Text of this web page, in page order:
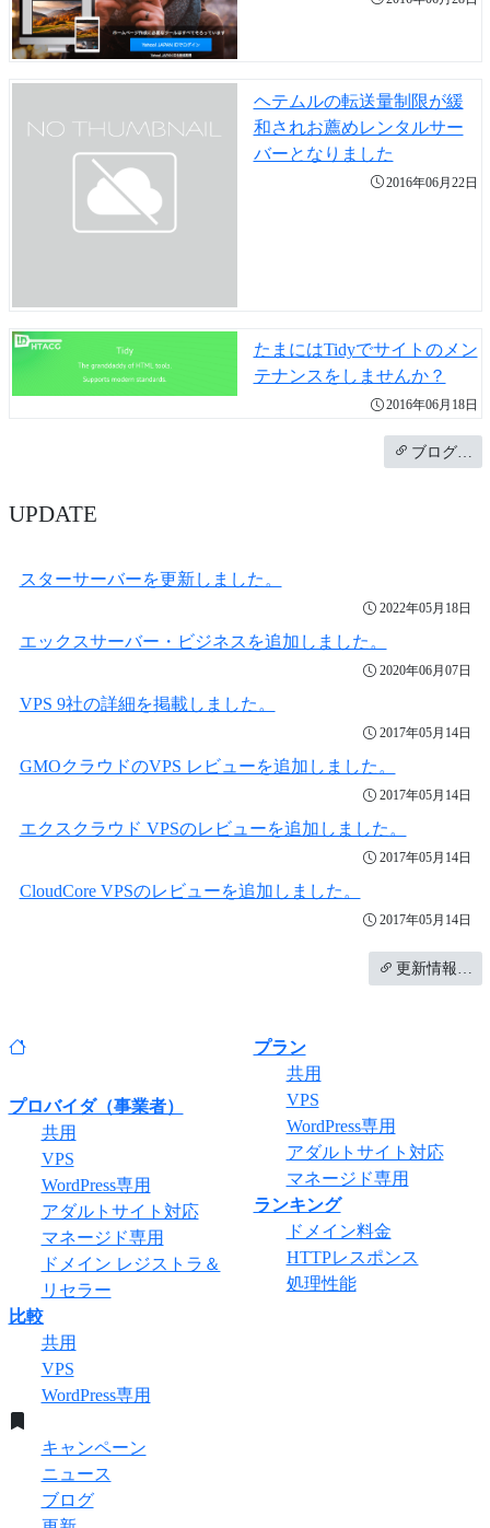
ヘテムルの転送量制限が緩
和されお薦めレンタルサー
バーとなりました
2016年06月22日
たまにはTidyでサイトのメン
テナンスをしませんか？
2016年06月18日
ブログ…
UPDATE
スターサーバーを更新しました。
2022年05月18日
エックスサーバー・ビジネスを追加しました。
2020年06月07日
VPS 9社の詳細を掲載しました。
2017年05月14日
GMOクラウドのVPS レビューを追加しました。
2017年05月14日
エクスクラウド VPSのレビューを追加しました。
2017年05月14日
CloudCore VPSのレビューを追加しました。
2017年05月14日
更新情報…
プロバイダ（事業者）
共用
VPS
WordPress専用
アダルトサイト対応
マネージド専用
ドメイン レジストラ＆
リセラー
プラン
共用
VPS
WordPress専用
アダルトサイト対応
マネージド専用
ランキング
ドメイン料金
HTTPレスポンス
処理性能
比較
共用
VPS
WordPress専用
キャンペーン
ニュース
ブログ